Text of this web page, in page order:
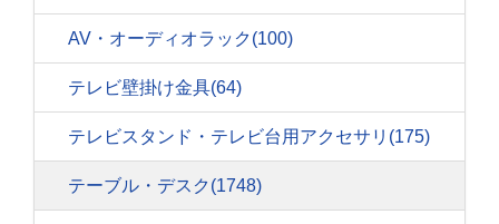
AV・オーディオラック(100)
テレビ壁掛け金具(64)
テレビスタンド・テレビ台用アクセサリ (175)
テーブル・デスク (1748)